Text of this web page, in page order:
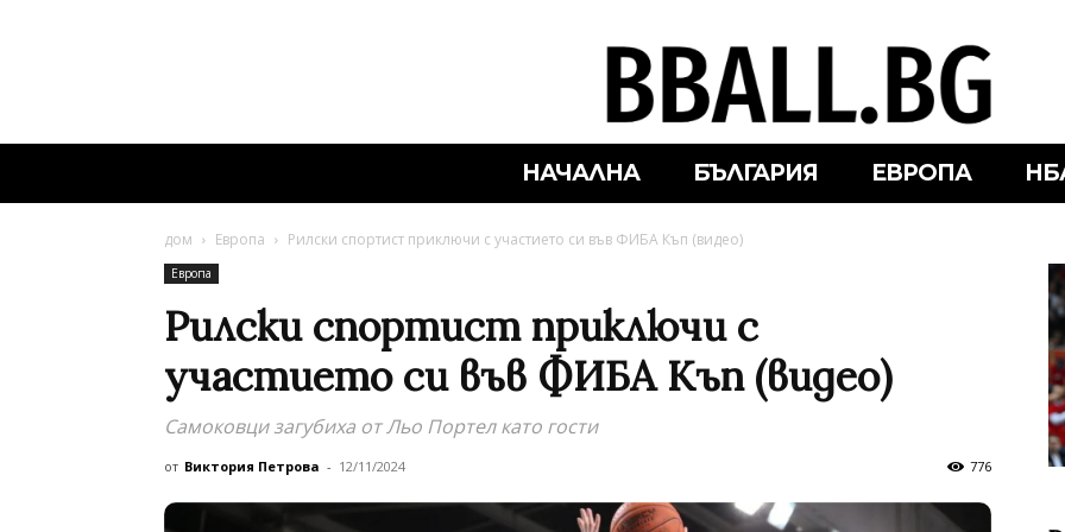
НАЧАЛНА БЪЛГАРИЯ ЕВРОПА
дом Европа Рилски спортист приключи с участието си във ФИБА Къп (видео)
Европа
Рилски спортист приключи с
участието си във ФИБА Къп (видео)
Самоковци загубиха от Льо Портел като гости
от Виктория Петрова - 12/11/2024 776